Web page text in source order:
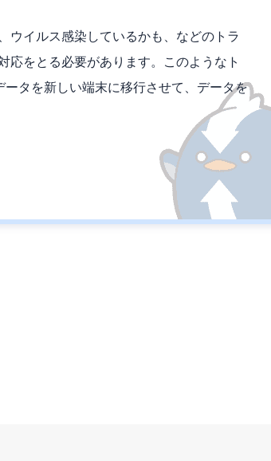
ウイルス感染しているかも、などのトラ
応をとる必要があります。このようなト
タを新しい端末に移行させて、データを